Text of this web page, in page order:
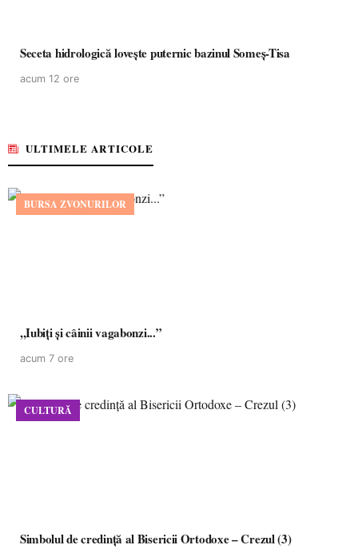
Seceta hidrologică lovește puternic bazinul Someș-Tisa
acum 12 ore
ULTIMELE ARTICOLE
BURSA ZVONURILOR
,,Iubiți și câinii vagabonzi...”
acum 7 ore
CULTURĂ
Simbolul de credinţă al Bisericii Ortodoxe – Crezul (3)